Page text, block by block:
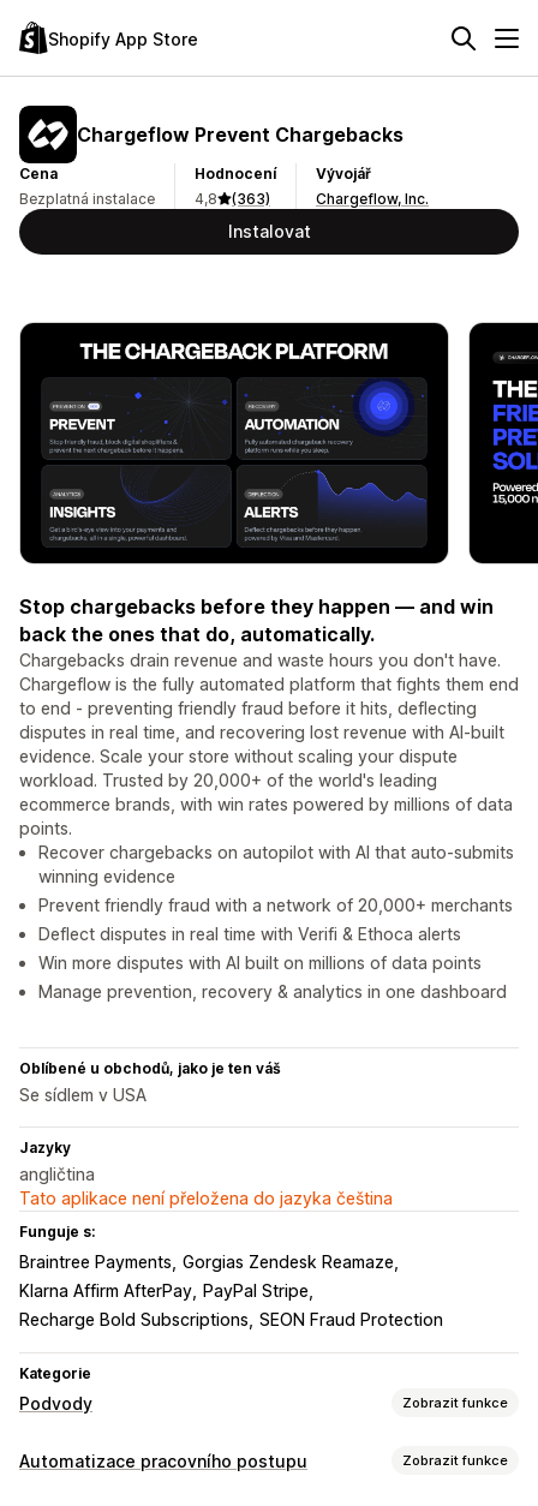
Shopify App Store
Chargeflow Prevent Chargebacks
Cena
Bezplatná instalace
Hodnocení
4,8
(363)
Vývojář
Chargeflow, Inc.
Instalovat
Stop chargebacks before they happen — and win
back the ones that do, automatically.
Chargebacks drain revenue and waste hours you don't have.
Chargeflow is the fully automated platform that fights them end
to end - preventing friendly fraud before it hits, deflecting
disputes in real time, and recovering lost revenue with AI-built
evidence. Scale your store without scaling your dispute
workload. Trusted by 20,000+ of the world's leading
ecommerce brands, with win rates powered by millions of data
points.
Recover chargebacks on autopilot with AI that auto-submits
winning evidence
Prevent friendly fraud with a network of 20,000+ merchants
Deflect disputes in real time with Verifi & Ethoca alerts
Win more disputes with AI built on millions of data points
Manage prevention, recovery & analytics in one dashboard
Oblíbené u obchodů, jako je ten váš
Se sídlem v USA
Jazyky
angličtina
Tato aplikace není přeložena do jazyka čeština
Funguje s:
Braintree Payments Gorgias Zendesk Reamaze
Klarna Affirm AfterPay
PayPal Stripe
Recharge Bold Subscriptions SEON Fraud Protection
Kategorie
Podvody Zobrazit funkce
Typy podvodů
Automatizace pracovního postupu Zobrazit funkce